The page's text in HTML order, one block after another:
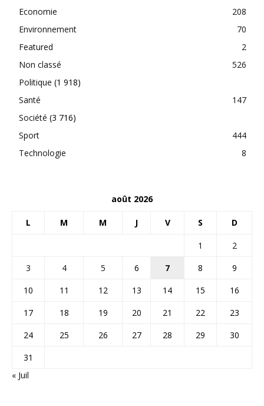
Economie
208
Environnement
70
Featured
2
Non classé
526
Politique (1 918)
Santé
147
Société (3 716)
Sport
444
Technologie
8
août 2026
L M M J V S D
1
2
3
4 5 6 7 8
9
10
11 12 13 14 15
16
17
18 19 20 21 22
23
24
25 26 27 28 29
30
31
« Juil